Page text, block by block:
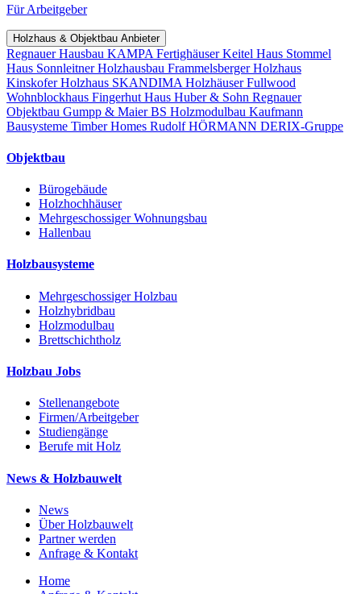
Für Arbeitgeber
Holzhaus & Objektbau Anbieter
Regnauer Hausbau KAMPA FertighäuserKeitel Haus Stommel
Haus Sonnleitner Holzhausbau Frammelsberger Holzhaus
Kinskofer Holzhaus SKANDIMA HolzhäuserFullwood
Wohnblockhaus Fingerhut Haus Huber & Sohn Regnauer
Objektbau Gumpp & MaierBS Holzmodulbau Kaufmann
Bausysteme Timber Homes Rudolf HÖRMANN DERIX-Gruppe
Objektbau
Bürogebäude
Holzhochhäuser
Mehrgeschossiger Wohnungsbau
Hallenbau
Holzbausysteme
Mehrgeschossiger Holzbau
Holzhybridbau
Holzmodulbau
Brettschichtholz
Holzbau Jobs
Stellenangebote
Firmen/Arbeitgeber
Studiengänge
Berufe mit Holz
News & Holzbauwelt
News
Über Holzbauwelt
Partner werden
Anfrage & Kontakt
Home